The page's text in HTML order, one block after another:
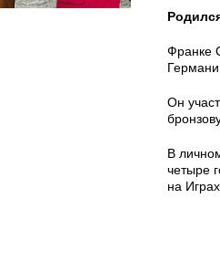
Франке
Он
В
четыре
на